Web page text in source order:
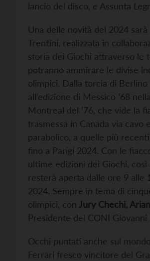
lancio del disco, e Assunta
Una delle novità del 2024 sarà
Trentini, realizzata in
storia dei Giochi attraverso le
potranno ammirare le divise
olimpici. Dalla torcia di
all’edizione di Messico ’68
Montreal del ’76, che vide la
trasmessa in Canada via
parabolico, a quelle più
fino a Parigi 2024. Con le
ultime edizioni dei Giochi,
resterà aperta dalle ore 9 alle
2024. Sempre in tema di
olimpici, con Jury Chechi,
Presidente del CONI Giovanni
Occhi puntati anche sul
Ferrari fresco vincitore del